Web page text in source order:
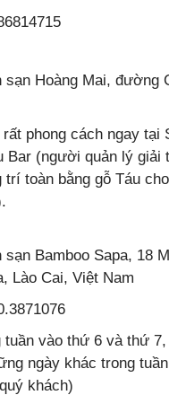
Hoàng Mai, đường
phong cách ngay tại
Bar (người quản lý giải
toàn bằng gỗ Táu
Bamboo Sapa, 18
Lào Cai, Việt Nam
tuần vào thứ 6 và thứ
ngày khác trong
khách)